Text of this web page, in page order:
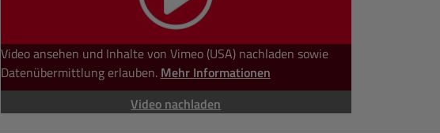
Video ansehen und Inhalte von Vimeo (USA) nachladen sowie
Datenübermittlung erlauben. Mehr Informationen
Video nachladen